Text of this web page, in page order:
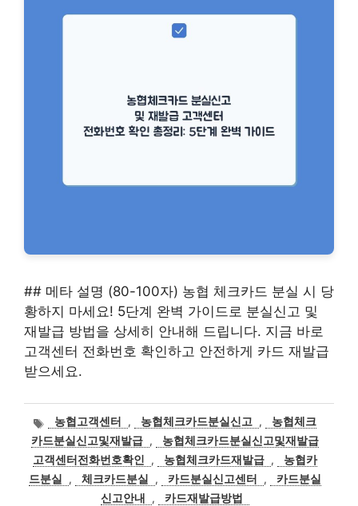
## 메타 설명 (80-100자) 농협 체크카드 분실 시 당
황하지 마세요! 5단계 완벽 가이드로 분실신고 및
재발급 방법을 상세히 안내해 드립니다. 지금 바로
고객센터 전화번호 확인하고 안전하게 카드 재발급
받으세요.
태
그
농협고객센터 , 농협체크카드분실신고 ,
농협체크
카드분실신고및재발급 ,
농협체크카드분실신고및재발급
고객센터전화번호확인
, 농협체크카드재발급 ,
농협카
드분실
, 체크카드분실 , 카드분실신고센터 ,
카드분실
신고안내
, 카드재발급방법